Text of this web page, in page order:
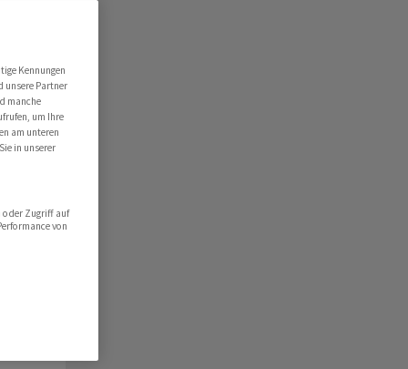
Kennungen
unsere Partner
manche
um Ihre
am unteren
in unserer
oder Zugriff auf
von